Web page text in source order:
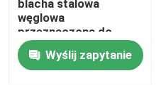
blacha stalowa
węglowa
przeznaczona do
zastosowań ciężkich i
elementów
konstrukcyjnych w
Wyślij zapytanie